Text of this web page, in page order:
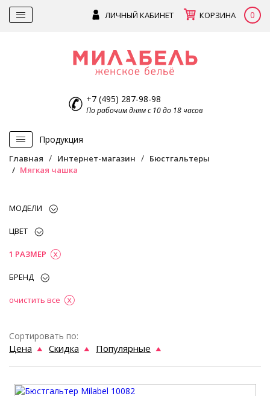
ЛИЧНЫЙ КАБИНЕТ КОРЗИНА 0
+7 (495) 287-98-98
По рабочим дням с 10 до 18 часов
Продукция
Главная Интернет-магазин
Бюстгальтеры
Мягкая чашка
МОДЕЛИ
ЦВЕТ
1 РАЗМЕР
БРЕНД
очистить все
Сортировать по:
Цена Скидка Популярные